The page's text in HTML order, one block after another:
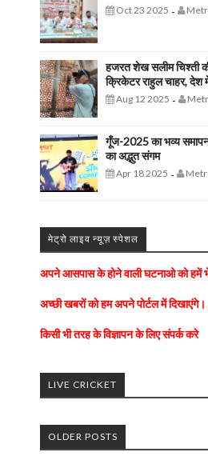
Oct 23 2025 -
हजरत शेख सलीम चिश्ती
क्रिकेटर राहुल चाहर,
Aug 12 2025 -
गूँज-2025 का भव्य
का अद्भुत संगम
Apr 18 2025 -
मेट्रो लाइव न्यूज़ स्पेशल
अपने आसपास के होने वाली घटनाओ को हमें
अच्छी खबरों को हम अपने पोर्टल में दिखाएंगे।
किसी भी तरह के विज्ञापन के लिए संपर्क करे
LIVE CRICKET
OLDER POSTS